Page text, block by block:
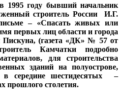
1995 году бывший начальник
строитель России И.Г.
– «Спасать живых или
первых лиц области и города
(газета «ДК» № 57 от
Камчатки подробно
для строительства
зданий на полуострове,
в середине шестидесятых –
прошлого столетия.